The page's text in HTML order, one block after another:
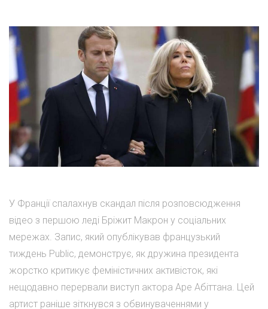
У Франції спалахнув скандал після розповсюдження
відео з першою леді Бріжит Макрон у соціальних
мережах. Запис, який опублікував французький
тиждень Public, демонструє, як дружина президента
жорстко критикує феміністичних активісток, які
нещодавно перервали виступ актора Аре Абіттана. Цей
артист раніше зіткнувся з обвинуваченнями у